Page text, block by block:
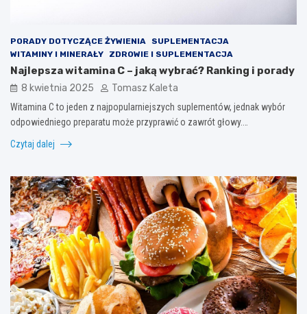
PORADY DOTYCZĄCE ŻYWIENIA
SUPLEMENTACJA
WITAMINY I MINERAŁY
ZDROWIE I SUPLEMENTACJA
Najlepsza witamina C – jaką wybrać? Ranking i porady
8 kwietnia 2025 Tomasz Kaleta
Witamina C to jeden z najpopularniejszych suplementów, jednak wybór
odpowiedniego preparatu może przyprawić o zawrót głowy.…
Czytaj dalej